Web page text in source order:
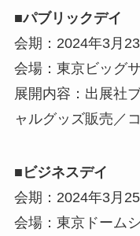
■パブリックデイ
会期：2024年3月
会場：東京ビッグ
展開内容：出展社
ャルグッズ販売／
■ビジネスデイ
会期：2024年3月
会場：東京ドーム